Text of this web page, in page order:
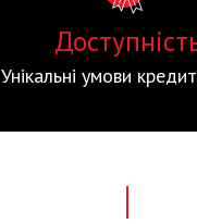
Унікальні умови